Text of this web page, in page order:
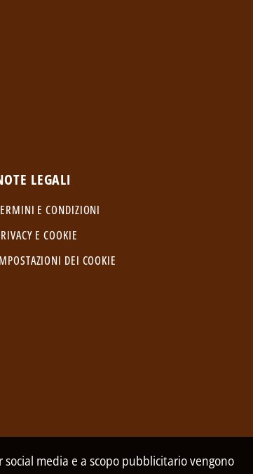
media e a scopo pubblicitario vengono
LEGALI
E CONDIZIONI
E COOKIE
DEI COOKIE